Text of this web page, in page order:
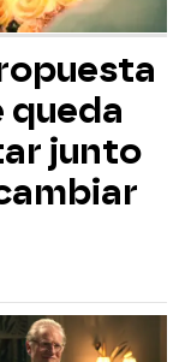
queda
junto